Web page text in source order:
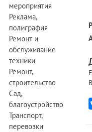
мероприятия
Реклама,
полиграфия
Ремонт и
обслуживание
техники
Ремонт,
строительство
Сад,
благоустройство
Транспорт,
перевозки